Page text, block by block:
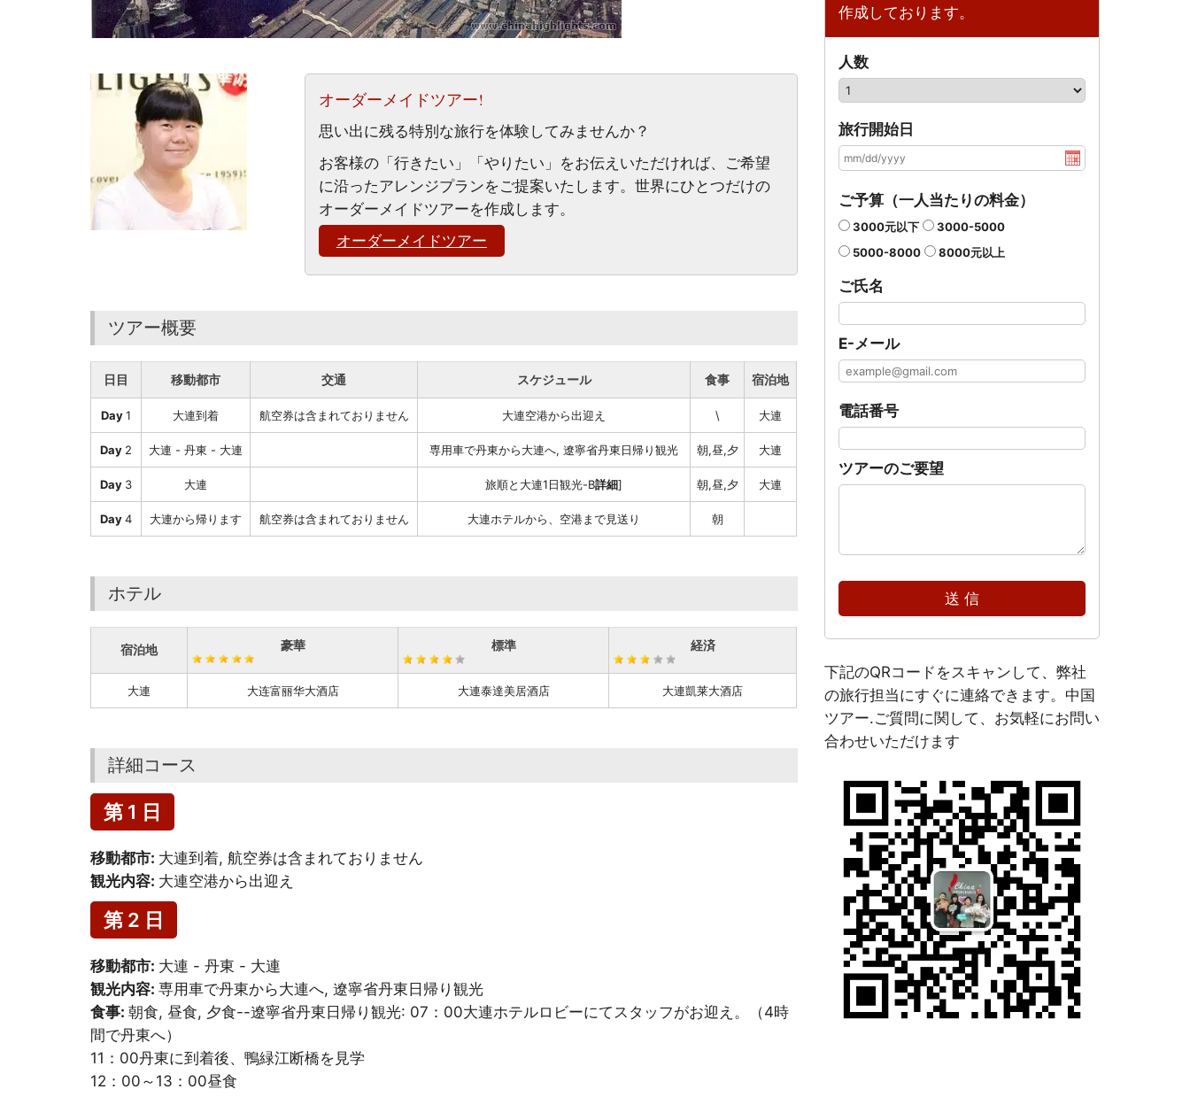
オーダーメイドツアー!
思い出に残る特別な旅行を体験してみませんか？
お客様の「行きたい」「やりたい」をお伝えいただければ、ご希望
に沿ったアレンジプランをご提案いたします。世界にひとつだけの
オーダーメイドツアーを作成します。
オーダーメイドツアー
ツアー概要
日目 移動都市 交通 スケジュール 食事 宿泊地
Day1 大連到着 航空券は含まれておりません 大連空港から出迎え \ 大連
Day 2 大連 - 丹東 - 大連 専用車で丹東から大連へ, 遼寧省丹東日帰り観光 朝,昼,夕 大連
Day 3 大連 旅順と大連1日観光-B詳細] 朝,昼,夕 大連
Day4 大連から帰ります 航空券は含まれておりません 大連ホテルから、空港まで見送り 朝
ホテル
宿泊地 豪華 標準 経済
大連 大连富丽华大酒店 大連泰達美居酒店 大連凱莱大酒店
詳細コース
第 1 日
移動都市: 大連到着, 航空券は含まれておりません
観光内容: 大連空港から出迎え
第 2 日
移動都市: 大連 - 丹東 - 大連
観光内容: 専用車で丹東から大連へ, 遼寧省丹東日帰り観光
食事: 朝食, 昼食, 夕食--遼寧省丹東日帰り観光: 07：00大連ホテルロビーにてスタッフがお迎え。（4時
間で丹東へ）
11：00丹東に到着後、鴨緑江断橋を見学
12：00～13：00昼食
作成しております。
人数
旅行開始日
ご予算（一人当たりの料金）
3000元以下
3000-5000
5000-8000
8000元以上
ご氏名
E-メール
電話番号
ツアーのご要望
送 信
下記のQRコードをスキャンして、弊社
の旅行担当にすぐに連絡できます。中国
ツアー.ご質問に関して、お気軽にお問い
合わせいただけます